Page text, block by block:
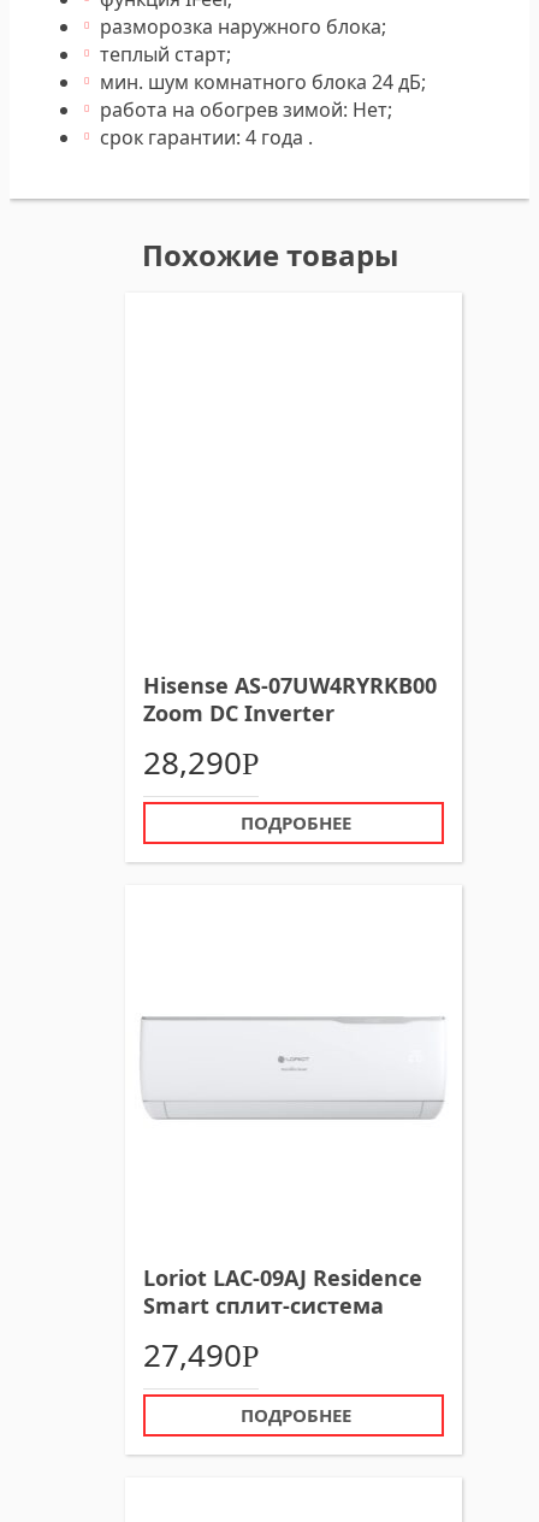
разморозка наружного блока;
теплый старт;
мин. шум комнатного блока 24 дБ;
работа на обогрев зимой: Нет;
срок гарантии: 4 года .
Похожие товары
Hisense AS-07UW4RYRKB00
Zoom DC Inverter
28,290Р
ПОДРОБНЕЕ
Loriot LAC-09AJ Residence
Smart сплит-система
27,490Р
ПОДРОБНЕЕ